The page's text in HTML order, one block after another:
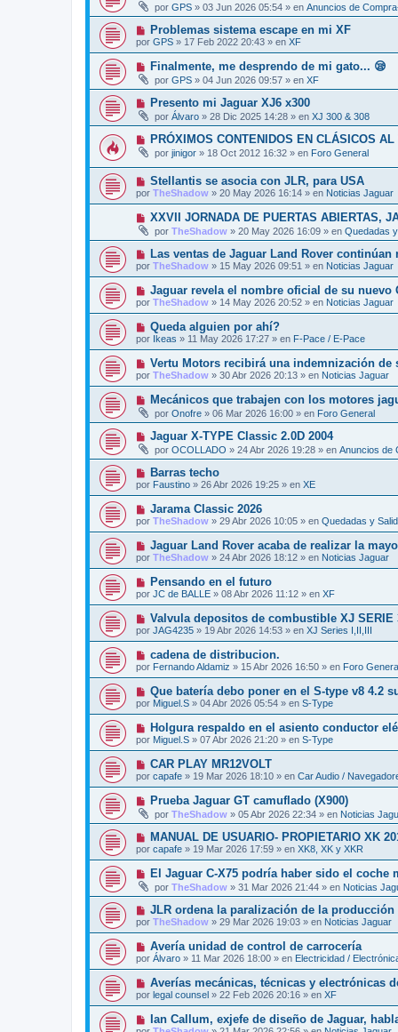
s
a
e
m
e
s
a
e
e
v
o
m
e
s
a
e
por GPS » 03 Jun 2026 05:54 » en Anuncios de
N
u
e
v
o
m
e
s
a
e
Problemas sistema escape en mi XF
por GPS » 17 Feb 2022 20:43 » en XF
N
e
v
o
m
e
s
a
j
e
Finalmente, me desprendo de mi gato... 😪
por GPS » 04 Jun 2026 09:57 » en XF
N
e
v
o
m
n
s
a
j
e
Presento mi Jaguar XJ6 x300
por Álvaro » 28 Dic 2025 14:28 » en XJ 300 & 308
N
e
v
o
m
n
s
a
j
PRÓXIMOS CONTENIDOS EN CLÁSICOS
por jinigor » 18 Oct 2012 16:32 » en Foro General
N
u
e
v
o
m
e
s
a
e
Stellantis se asocia con JLR, para USA
por TheShadow » 20 May 2026 16:14 » en Noticias Jaguar
N
e
v
o
m
e
n
s
a
e
XXVII JORNADA DE PUERTAS ABIERTAS,
por TheShadow » 20 May 2026 16:09 » en Quedadas
N
u
e
o
m
e
n
s
a
Las ventas de Jaguar Land Rover continúan
por TheShadow » 15 May 2026 09:51 » en Noticias Jaguar
N
u
e
o
m
e
n
s
a
e
Jaguar revela el nombre oficial de su nuevo
por TheShadow » 14 May 2026 20:52 » en Noticias Jaguar
N
u
e
v
m
e
s
a
e
Queda alguien por ahí?
por Ikeas » 11 May 2026 17:27 » en F-Pace / E-Pace
N
u
e
v
o
m
e
n
s
a
e
Vertu Motors recibirá una indemnización
por TheShadow » 30 Abr 2026 20:13 » en Noticias Jaguar
N
e
o
m
e
s
a
e
Mecánicos que trabajen con los motores
por Onofre » 06 Mar 2026 16:00 » en Foro General
N
e
v
o
m
e
n
s
a
e
Jaguar X-TYPE Classic 2.0D 2004
por OCOLLADO » 24 Abr 2026 19:28 » en Anuncios de
N
u
e
o
m
e
n
s
a
e
Barras techo
por Faustino » 26 Abr 2026 19:25 » en XE
N
u
e
o
m
e
s
a
Jarama Classic 2026
por TheShadow » 29 Abr 2026 10:05 » en Quedadas y
N
u
e
v
o
m
e
n
s
a
e
Jaguar Land Rover acaba de realizar la
por TheShadow » 24 Abr 2026 18:12 » en Noticias Jaguar
N
u
e
v
m
e
n
s
a
e
Pensando en el futuro
por JC de BALLE » 08 Abr 2026 11:12 » en XF
N
u
e
o
m
e
n
s
a
e
Valvula depositos de combustible XJ SERIE
por JAG4235 » 19 Abr 2026 14:53 » en XJ Series I,II,III
N
u
e
o
m
e
s
a
e
cadena de distribucion.
por Fernando Aldamiz » 15 Abr 2026 16:50 » en Foro
N
u
e
v
o
m
e
n
s
a
e
Que batería debo poner en el S-type v8 4.2
por Miguel.S » 04 Abr 2026 05:54 » en S-Type
N
u
e
o
m
e
s
a
e
Holgura respaldo en el asiento conductor
por Miguel.S » 07 Abr 2026 21:20 » en S-Type
N
u
e
v
o
m
e
s
a
e
CAR PLAY MR12VOLT
por capafe » 19 Mar 2026 18:10 » en Car Audio /
N
e
v
o
m
e
s
a
e
Prueba Jaguar GT camuflado (X900)
por TheShadow » 05 Abr 2026 22:34 » en Noticias
N
u
e
v
o
m
e
n
s
a
e
MANUAL DE USUARIO- PROPIETARIO XK
por capafe » 19 Mar 2026 17:59 » en XK8, XK y XKR
N
e
o
m
e
n
s
a
e
El Jaguar C-X75 podría haber sido el coche
por TheShadow » 31 Mar 2026 21:44 » en Noticias
N
u
e
o
m
e
n
s
a
e
JLR ordena la paralización de la
por TheShadow » 29 Mar 2026 19:03 » en Noticias Jaguar
N
u
e
o
m
e
s
Avería unidad de control de carrocería
por Álvaro » 11 Mar 2026 18:00 » en Electricidad /
N
u
e
v
o
Averías mecánicas, técnicas y electrónicas
por legal counsel » 22 Feb 2026 20:16 » en XF
N
u
Ian Callum, exjefe de diseño de Jaguar,